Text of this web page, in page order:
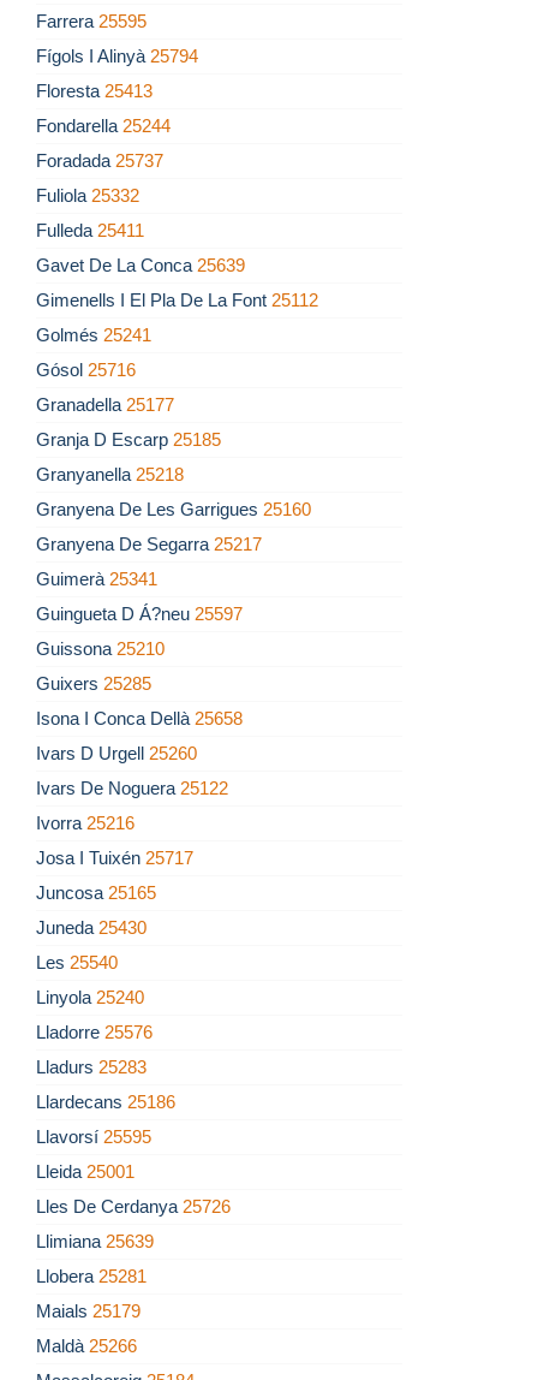
Farrera 25595
Fígols I Alinyà 25794
Floresta 25413
Fondarella 25244
Foradada 25737
Fuliola 25332
Fulleda 25411
Gavet De La Conca 25639
Gimenells I El Pla De La Font 25112
Golmés 25241
Gósol 25716
Granadella 25177
Granja D Escarp 25185
Granyanella 25218
Granyena De Les Garrigues 25160
Granyena De Segarra 25217
Guimerà 25341
Guingueta D Á?neu 25597
Guissona 25210
Guixers 25285
Isona I Conca Dellà 25658
Ivars D Urgell 25260
Ivars De Noguera 25122
Ivorra 25216
Josa I Tuixén 25717
Juncosa 25165
Juneda 25430
Les 25540
Linyola 25240
Lladorre 25576
Lladurs 25283
Llardecans 25186
Llavorsí 25595
Lleida 25001
Lles De Cerdanya 25726
Llimiana 25639
Llobera 25281
Maials 25179
Maldà 25266